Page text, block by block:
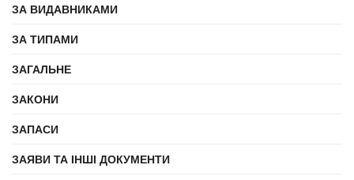
ЗА ВИДАВНИКАМИ
ЗА ТИПАМИ
ЗАГАЛЬНЕ
ЗАКОНИ
ЗАПАСИ
ЗАЯВИ ТА ІНШІ ДОКУМЕНТИ